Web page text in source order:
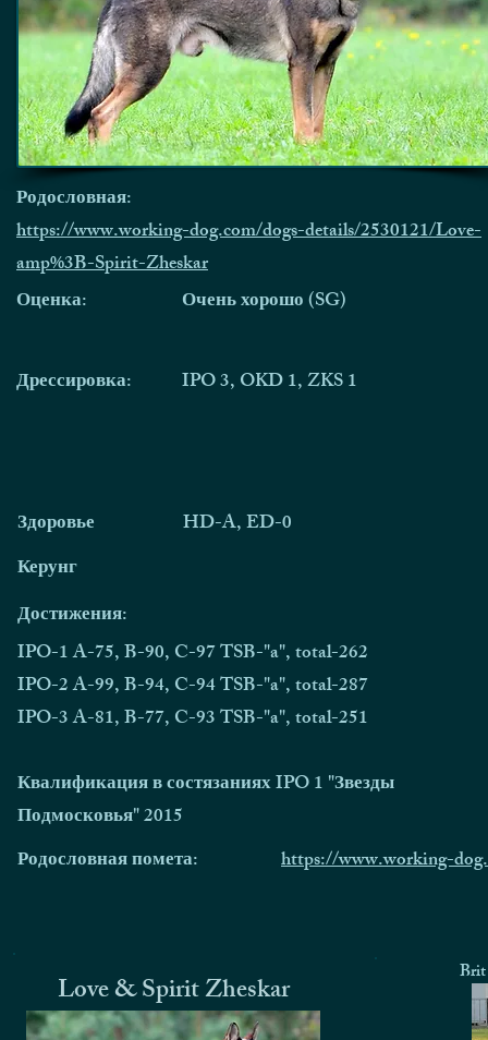
Родословная:
https://www.working-dog.com/dogs-details/2530121/Love-
amp%3B-Spirit-Zheskar
Оценка:
Очень хорошо (SG)
Дрессировка: IPO 3, OKD 1, ZKS 1
Здоровье
Керунг
HD-A, ED-0
Достижения:
IPO-1 A-75, B-90, C-97 TSB-"a", total-262
IPO-2 A-99, B-94, C-94 TSB-"a", total-287
IPO-3 A-81, B-77, C-93 TSB-"a", total-251
Квалификация в состязаниях IPO 1 "Звезды
Подмосковья" 2015
Родословная помета:
https://www.working-
Love & Spirit Zheskar